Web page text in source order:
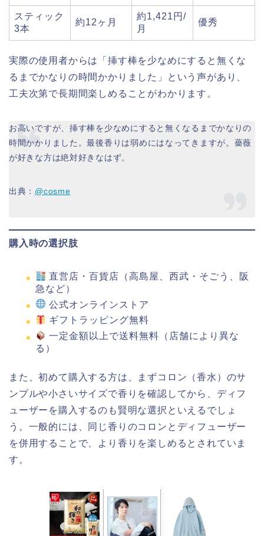
スティック
3本
約12ヶ月
約1,421円/
月
優秀
実際の使用者からは「挿す棒を少なめにすると無くな
るまでかなりの時間かかりました」という声があり、
工夫次第で長期間楽しめることがわかります。
お高いですが、挿す棒を少なめにすると無くなるまでかなりの
時間かかりました。最後香りは弱めにはなってきますが。薔薇
が好きな方は絶対好きなはず。
出典： @cosme
購入時の選択肢
直営店・百貨店（高島屋、西武・そごう、阪
急など）
公式オンラインストア
ギフトラッピング無料
一定金額以上で送料無料（店舗により異な
る）
また、初めて購入する方は、まずコロン（香水）のサ
ンプルや小さいサイズで香りを確認してから、ディフ
ューザーを購入するのも賢明な選択といえるでしょ
う。一般的には、同じ香りのコロンとディフューザー
を併用することで、より香りを楽しめるとされていま
す。